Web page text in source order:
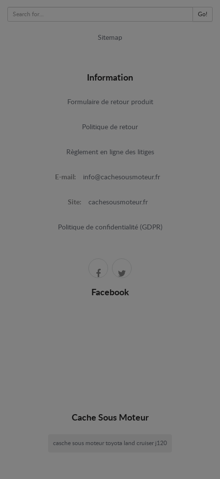
Go!
Sitemap
Information
Formulaire de retour produit
Politique de retour
Règlement en ligne des litiges
E-mail: info@cachesousmoteur.fr
Site: cachesousmoteur.fr
Politique de confidentialité (GDPR)
Facebook
Cache Sous Moteur
casche sous moteur toyota land cruiser j120